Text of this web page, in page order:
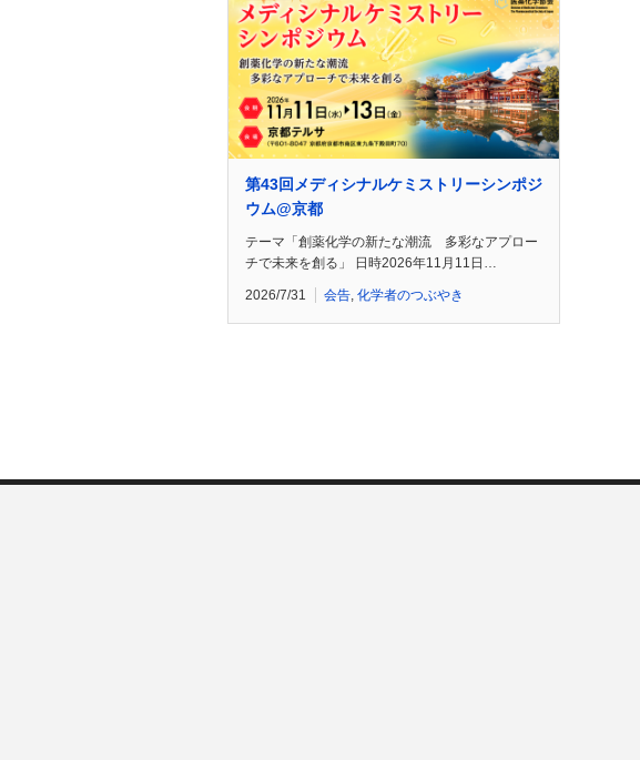
第43回メディシナルケミストリーシンポジ
ウム@京都
テーマ「創薬化学の新たな潮流 多彩なアプロー
チで未来を創る」 日時2026年11月11日…
2026/7/31 会告, 化学者のつぶやき